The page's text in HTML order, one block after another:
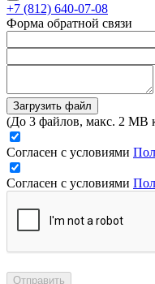
+7 (812) 640-07-08
Форма обратной связи
Загрузить файл
(До 3 файлов, макс. 2 MB
Согласен с условиями
Согласен с условиями
Отправить